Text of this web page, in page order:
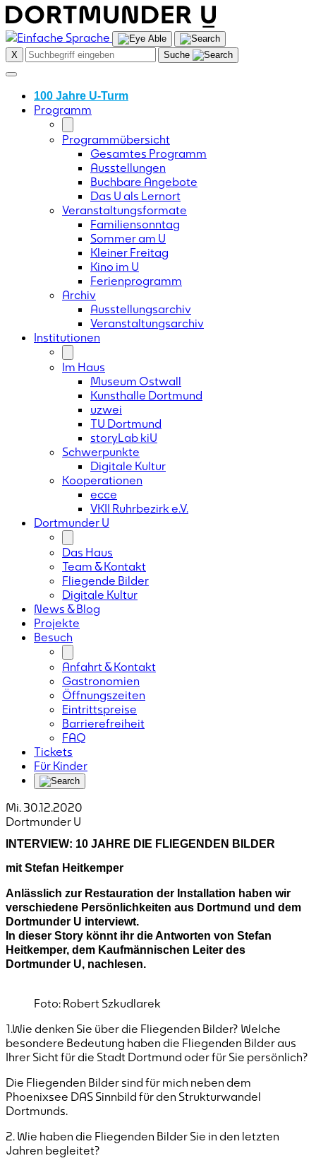
Skip
to
content
X Suche
100 Jahre U-Turm
Programm
Programmübersicht
Gesamtes Programm
Ausstellungen
Buchbare Angebote
Das U als Lernort
Veranstaltungsformate
Familiensonntag
Sommer am U
Kleiner Freitag
Kino im U
Ferienprogramm
Archiv
Ausstellungsarchiv
Veranstaltungsarchiv
Institutionen
Im Haus
Museum Ostwall
Kunsthalle Dortmund
uzwei
TU Dortmund
storyLab kiU
Schwerpunkte
Digitale Kultur
Kooperationen
ecce
VKII Ruhrbezirk e.V.
Dortmunder U
Das Haus
Team & Kontakt
Fliegende Bilder
Digitale Kultur
News & Blog
Projekte
Besuch
Anfahrt & Kontakt
Gastronomien
Öffnungszeiten
Eintrittspreise
Barrierefreiheit
FAQ
Tickets
Für Kinder
Mi. 30.12.2020
Dortmunder U
INTERVIEW: 10 JAHRE DIE FLIEGENDEN BILDER
mit Stefan Heitkemper
Anlässlich zur Restauration der Installation haben wir
verschiedene Persönlichkeiten aus Dortmund und dem
Dortmunder U interviewt.
In dieser Story könnt ihr die Antworten von Stefan
Heitkemper, dem Kaufmännischen Leiter des
Dortmunder U, nachlesen.
Foto: Robert Szkudlarek
1.Wie denken Sie über die Fliegenden Bilder? Welche
besondere Bedeutung haben die Fliegenden Bilder aus
Ihrer Sicht für die Stadt Dortmund oder für Sie persönlich?
Die Fliegenden Bilder sind für mich neben dem
Phoenixsee DAS Sinnbild für den Strukturwandel
Dortmunds.
2. Wie haben die Fliegenden Bilder Sie in den letzten
Jahren begleitet?